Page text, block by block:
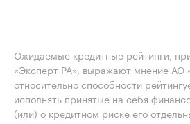
Ожидаемые кредитные рейтинги,
«Эксперт РА», выражают мнение АО
относительно способности
исполнять принятые на себя
(или) о кредитном риске его